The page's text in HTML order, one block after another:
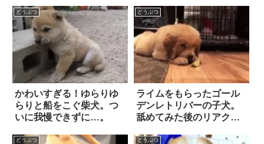
どうぶつ
かわいすぎる！ゆらりゆ
らりと船をこぐ柴犬。つ
いに我慢できずに…。
どうぶつ
ライムをもらったゴール
デンレトリバーの子犬。
舐めてみた後のリアクシ
どうぶつ どうぶつ